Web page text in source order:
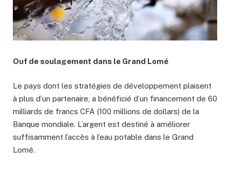
Ouf de soulagement dans le Grand Lomé
Le pays dont les stratégies de développement plaisent
à plus d’un partenaire, a bénéficié d’un financement de 60
milliards de francs CFA (100 millions de dollars) de la
Banque mondiale. L’argent est destiné à améliorer
suffisamment l’accès à l’eau potable dans le Grand
Lomé.